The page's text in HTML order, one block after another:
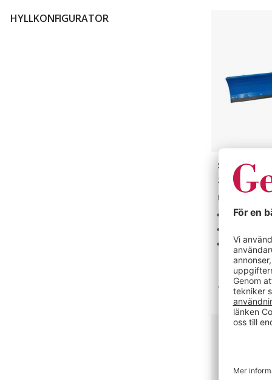
HYLLKONFIGURATOR
Snöblad
Utbytbar
Basmodell
Lång
1 varianter
17 695 kr
Redskapsset